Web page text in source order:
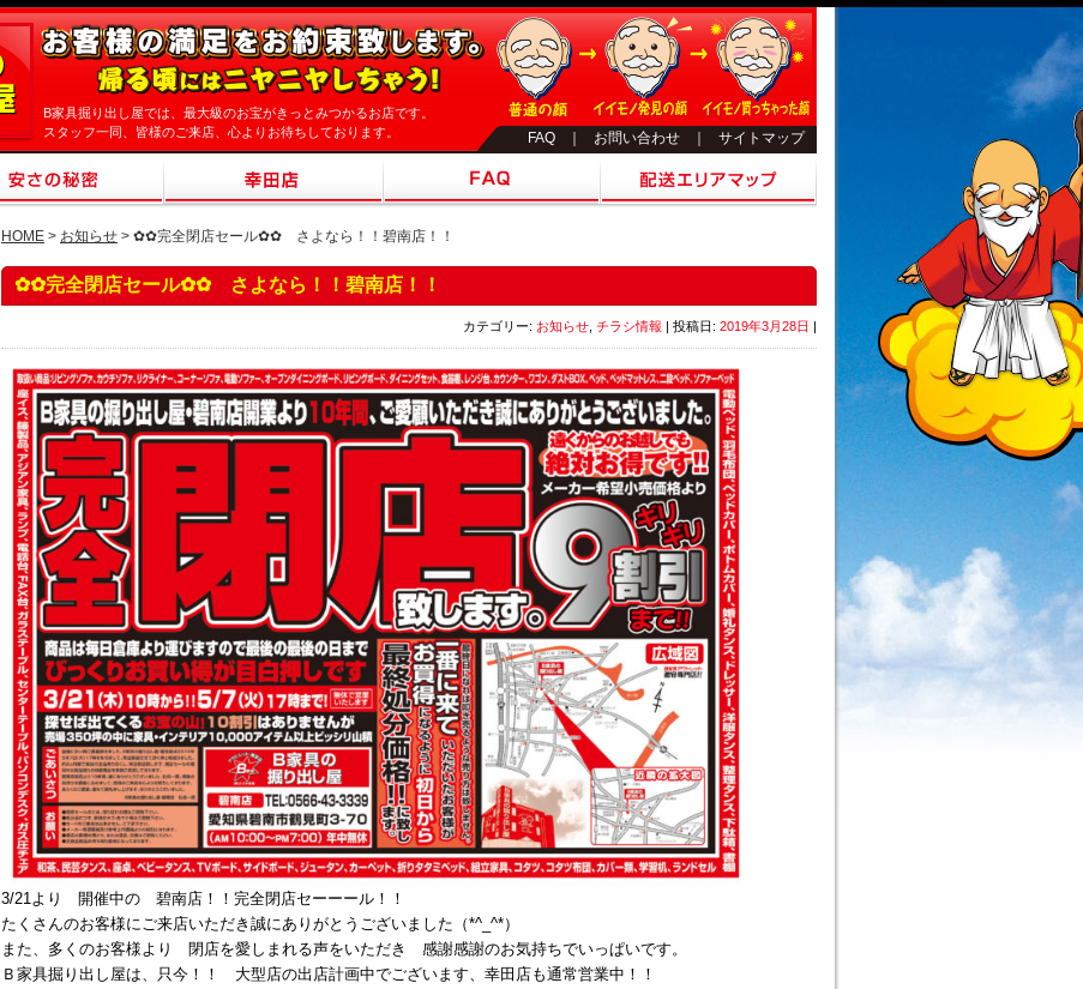
B家具掘り出し屋では、最大級のお宝がきっとみつかるお店です。
スタッフ一同、皆様のご来店、心よりお待ちしております。
FAQ お問い合わせ サイトマップ
HOME > お知らせ > ✿✿完全閉店セール✿✿ さよなら！！碧南店！！
✿✿完全閉店セール✿✿ さよなら！！碧南店！！
カテゴリー: お知らせ チラシ情報 | 投稿日: 2019年3月28日 |
3/21より 開催中の 碧南店！！完全閉店セーーール！！
たくさんのお客様にご来店いただき誠にありがとうございました（*^_^*）
また、多くのお客様より 閉店を愛しまれる声をいただき 感謝感謝のお気持ちでいっぱいです。
Ｂ家具掘り出し屋は、只今！！ 大型店の出店計画中でございます、幸田店も通常営業中！！